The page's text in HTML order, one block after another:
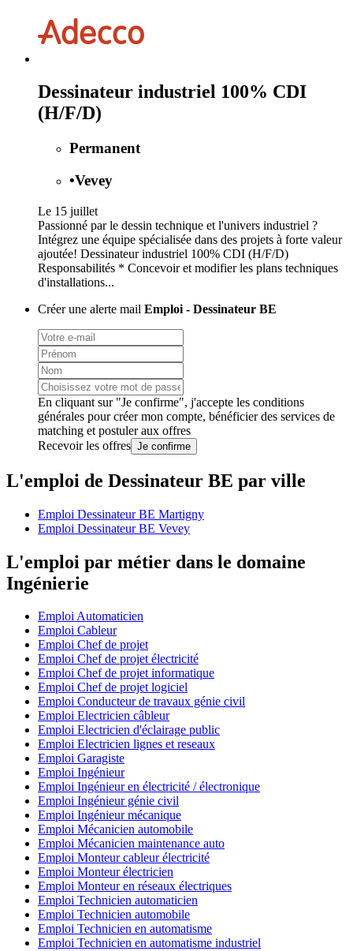
Dessinateur industriel 100% CDI
(H/F/D)
Permanent
•Vevey
Le 15 juillet
Passionné par le dessin technique et l'univers industriel ?
Intégrez une équipe spécialisée dans des projets à forte valeur
ajoutée! Dessinateur industriel 100% CDI (H/F/D)
Responsabilités * Concevoir et modifier les plans techniques
d'installations...
Créer une alerte mail Emploi - Dessinateur BE
En cliquant sur "Je confirme", j'accepte les conditions
générales pour créer mon compte, bénéficier des services de
matching et postuler aux offres
Recevoir les offres Je confirme
L'emploi de Dessinateur BE par ville
Emploi Dessinateur BE Martigny
Emploi Dessinateur BE Vevey
L'emploi par métier dans le domaine
Ingénierie
Emploi Automaticien
Emploi Cableur
Emploi Chef de projet
Emploi Chef de projet électricité
Emploi Chef de projet informatique
Emploi Chef de projet logiciel
Emploi Conducteur de travaux génie civil
Emploi Electricien câbleur
Emploi Electricien d'éclairage public
Emploi Electricien lignes et reseaux
Emploi Garagiste
Emploi Ingénieur
Emploi Ingénieur en électricité / électronique
Emploi Ingénieur génie civil
Emploi Ingénieur mécanique
Emploi Mécanicien automobile
Emploi Mécanicien maintenance auto
Emploi Monteur cableur électricité
Emploi Monteur électricien
Emploi Monteur en réseaux électriques
Emploi Technicien automaticien
Emploi Technicien automobile
Emploi Technicien en automatisme
Emploi Technicien en automatisme industriel